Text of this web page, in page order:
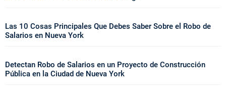
Las 10 Cosas Principales Que Debes Saber Sobre el Robo de
Salarios en Nueva York
Detectan Robo de Salarios en un Proyecto de Construcción
Pública en la Ciudad de Nueva York